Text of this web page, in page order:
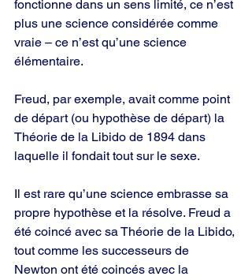
fonctionne dans un sens limité, ce n’est
plus une science considérée comme
vraie – ce n’est qu’une science
élémentaire.
Freud, par exemple, avait comme point
de départ (ou hypothèse de départ) la
Théorie de la Libido de 1894 dans
laquelle il fondait tout sur le sexe.
Il est rare qu’une science embrasse sa
propre hypothèse et la résolve. Freud a
été coincé avec sa Théorie de la Libido,
tout comme les successeurs de
Newton ont été coincés avec la